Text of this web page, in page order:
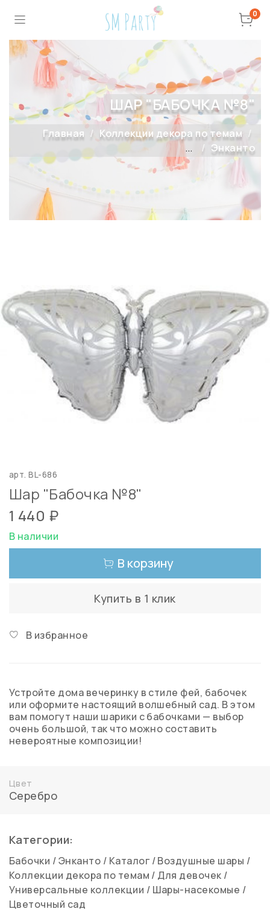
0
ШАР "БАБОЧКА №8"
Главная
Коллекции декора по темам
...
Энканто
арт.BL-686
Шар "Бабочка №8"
1 440 ₽
В наличии
В корзину
Купить в 1 клик
В избранное
Устройте дома вечеринку в стиле фей, бабочек
или оформите настоящий волшебный сад. В этом
вам помогут наши шарики с бабочками — выбор
очень большой, так что можно составить
невероятные композиции!
Цвет
Серебро
Категории:
Бабочки /Энканто / Каталог /Воздушные шары /
Коллекции декора по темам / Для девочек /
Универсальные коллекции / Шары-насекомые /
Цветочный сад